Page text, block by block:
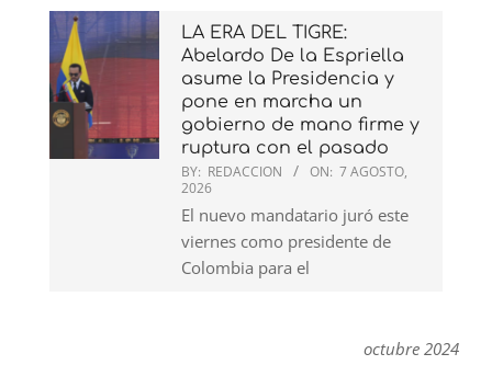
LA ERA DEL TIGRE:
Abelardo De la Espriella
asume la Presidencia y
pone en marcha un
gobierno de mano firme y
ruptura con el pasado
BY: REDACCION ON: 7 AGOSTO,
2026
El nuevo mandatario juró este
viernes como presidente de
Colombia para el
octubre 2024